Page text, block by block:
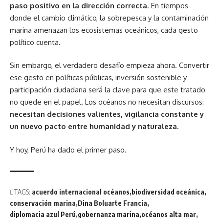
paso positivo en la dirección correcta. En tiempos
donde el cambio climático, la sobrepesca y la contaminación
marina amenazan los ecosistemas oceánicos, cada gesto
político cuenta.
Sin embargo, el verdadero desafío empieza ahora. Convertir
ese gesto en políticas públicas, inversión sostenible y
participación ciudadana será la clave para que este tratado
no quede en el papel. Los océanos no necesitan discursos:
necesitan decisiones valientes, vigilancia constante y
un nuevo pacto entre humanidad y naturaleza.
Y hoy, Perú ha dado el primer paso.
TAGS: acuerdo internacional océanos biodiversidad oceánica
conservación marina Dina Boluarte Francia
diplomacia azul Perú gobernanza marina océanos alta mar